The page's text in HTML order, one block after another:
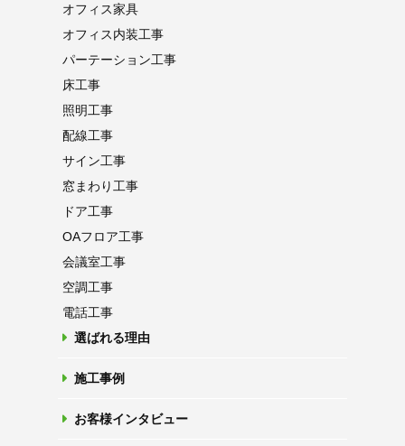
オフィス家具
オフィス内装工事
パーテーション工事
床工事
照明工事
配線工事
サイン工事
窓まわり工事
ドア工事
OAフロア工事
会議室工事
空調工事
電話工事
選ばれる理由
施工事例
お客様インタビュー